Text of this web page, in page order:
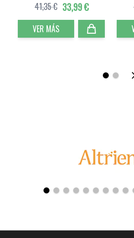
33,99 €
41,35 €
VER MÁS